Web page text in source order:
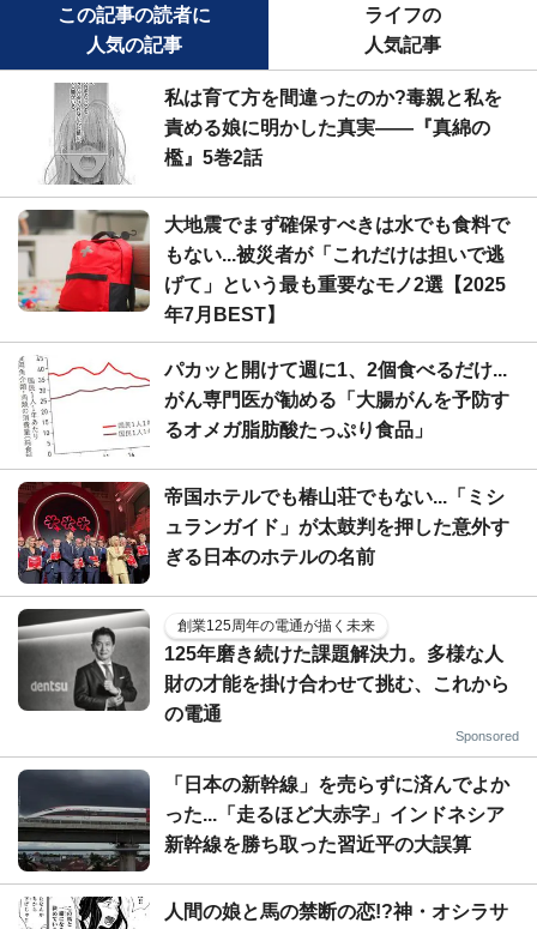
この記事の読者に
人気の記事
ライフの
人気記事
私は育て方を間違ったのか?毒親と私を
責める娘に明かした真実――『真綿の
檻』5巻2話
大地震でまず確保すべきは水でも食料で
もない...被災者が「これだけは担いで逃
げて」という最も重要なモノ2選【2025
年7月BEST】
パカッと開けて週に1、2個食べるだけ...
がん専門医が勧める「大腸がんを予防す
るオメガ脂肪酸たっぷり食品」
帝国ホテルでも椿山荘でもない...「ミシ
ュランガイド」が太鼓判を押した意外す
ぎる日本のホテルの名前
創業125周年の電通が描く未来
125年磨き続けた課題解決力。多様な人
財の才能を掛け合わせて挑む、これから
の電通
Sponsored
「日本の新幹線」を売らずに済んでよか
った...「走るほど大赤字」インドネシア
新幹線を勝ち取った習近平の大誤算
人間の娘と馬の禁断の恋!?神・オシラサ